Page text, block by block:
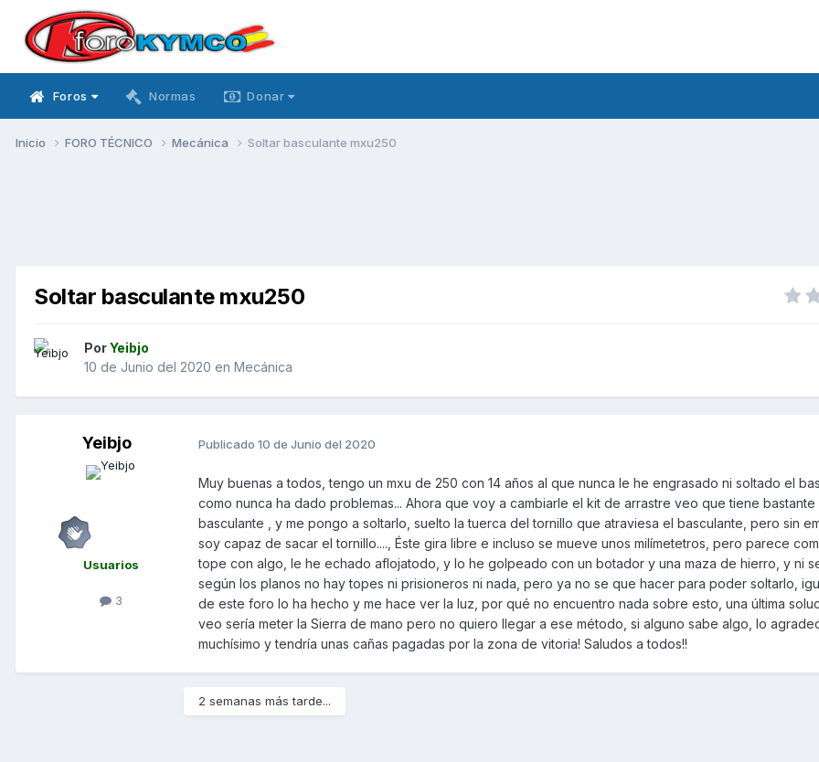
Foros Normas Donar
Inicio FORO TÉCNICO Mecánica Soltar basculante mxu250
Soltar basculante mxu250
PorYeibjo
10 de Junio del 2020 en Mecánica
Yeibjo
Usuarios
3
Publicado 10 de Junio del 2020
Muy buenas a todos, tengo un mxu de 250 con 14 años al que nunca le he engrasado ni soltado el
como nunca ha dado problemas... Ahora que voy a cambiarle el kit de arrastre veo que tiene bastante
basculante , y me pongo a soltarlo, suelto la tuerca del tornillo que atraviesa el basculante, pero sin
soy capaz de sacar el tornillo...., Éste gira libre e incluso se mueve unos milímetetros, pero parece
tope con algo, le he echado aflojatodo, y lo he golpeado con un botador y una maza de hierro, y ni se
según los planos no hay topes ni prisioneros ni nada, pero ya no se que hacer para poder soltarlo,
de este foro lo ha hecho y me hace ver la luz, por qué no encuentro nada sobre esto, una última
veo sería meter la Sierra de mano pero no quiero llegar a ese método, si alguno sabe algo, lo
muchísimo y tendría unas cañas pagadas por la zona de vitoria! Saludos a todos!!
2 semanas más tarde...